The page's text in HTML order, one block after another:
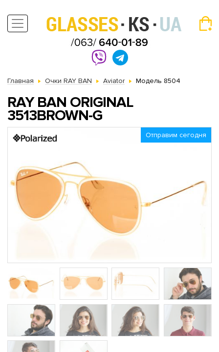
Главная Очки RAY BAN Aviator Модель 8504
RAY BAN ORIGINAL
3513BROWN-G
Отправим сегодня